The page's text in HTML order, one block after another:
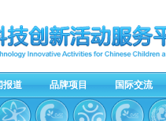
报道 品牌项目 国际交流